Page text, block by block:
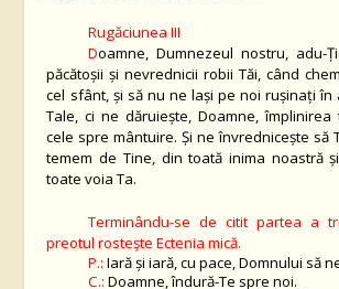
Rugăciunea III
Doamne, Dumnezeul nostru, adu-
păcătoșii și nevrednicii robii Tăi, când
cel sfânt, și să nu ne lași pe noi rușinați în
Tale, ci ne dăruiește, Doamne,
cele spre mântuire. Și ne învrednicește să
temem de Tine, din toată inima noastră
toate voia Ta.
Terminându-se de citit partea a
preotul rosteşte Ectenia mică.
P.:Iară şi iară, cu pace, Domnului să
C.: Doamne, îndură-Te spre noi.